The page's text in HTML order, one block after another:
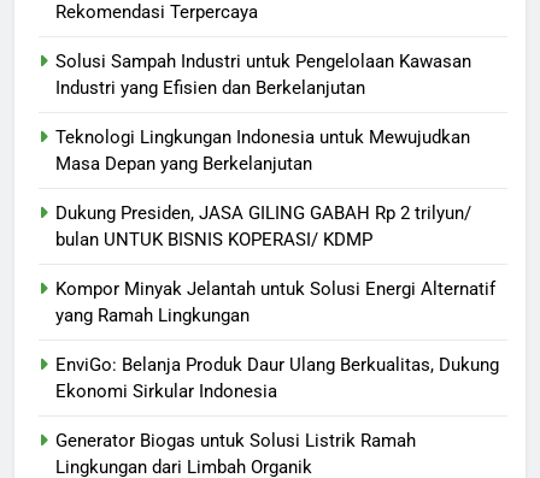
Rekomendasi Terpercaya
Solusi Sampah Industri untuk Pengelolaan Kawasan
Industri yang Efisien dan Berkelanjutan
Teknologi Lingkungan Indonesia untuk Mewujudkan
Masa Depan yang Berkelanjutan
Dukung Presiden, JASA GILING GABAH Rp 2 trilyun/
bulan UNTUK BISNIS KOPERASI/ KDMP
Kompor Minyak Jelantah untuk Solusi Energi Alternatif
yang Ramah Lingkungan
EnviGo: Belanja Produk Daur Ulang Berkualitas, Dukung
Ekonomi Sirkular Indonesia
Generator Biogas untuk Solusi Listrik Ramah
Lingkungan dari Limbah Organik